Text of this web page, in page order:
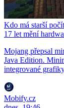
Kdo má starší
17 let mění
Mojang přepsal
Java Edition.
integrované
Mobify.cz